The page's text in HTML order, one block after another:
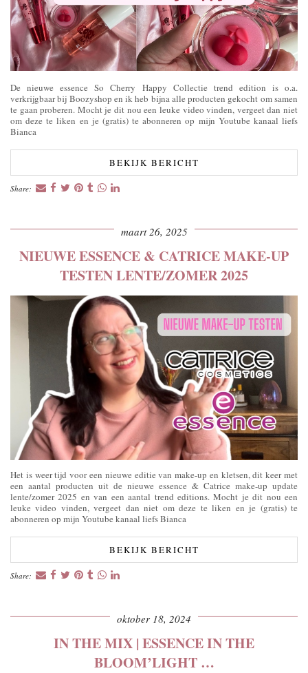
De nieuwe essence So Cherry Happy Collectie trend edition is o.a.
verkrijgbaar bij Boozyshop en ik heb bijna alle producten gekocht om samen
te gaan proberen. Mocht je dit nou een leuke video vinden, vergeet dan niet
om deze te liken en je (gratis) te abonneren op mijn Youtube kanaal liefs
Bianca
BEKIJK BERICHT
Share:
maart 26, 2025
NIEUWE ESSENCE & CATRICE MAKE-UP
TESTEN LENTE/ZOMER 2025
Het is weer tijd voor een nieuwe editie van make-up en kletsen, dit keer met
een aantal producten uit de nieuwe essence & Catrice make-up update
lente/zomer 2025 en van een aantal trend editions. Mocht je dit nou een
leuke video vinden, vergeet dan niet om deze te liken en je (gratis) te
abonneren op mijn Youtube kanaal liefs Bianca
BEKIJK BERICHT
Share:
oktober 18, 2024
IN THE MIX | ESSENCE IN THE
BLOOM’LIGHT …